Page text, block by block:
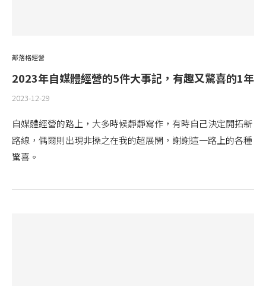
部落格經營
2023年自媒體經營的5件大事記，有趣又驚喜的1年
2023-12-29
自媒體經營的路上，大多時候靜靜寫作，有時自己決定開拓新
路線，偶爾則出現非操之在我的超展開，謝謝這一路上的各種
驚喜。